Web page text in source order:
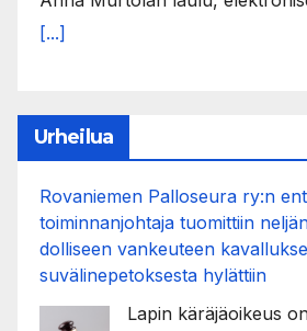
[...]
Urheilua
Rovaniemen Palloseura ry:n
toiminnanjohtaja tuo­mit­tiin
dol­li­seen van­keu­teen
su­vä­li­ne­pe­tok­ses­ta hy­lät­tiin
Lapin käräjäoikeus